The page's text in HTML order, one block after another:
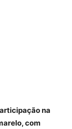
na
com